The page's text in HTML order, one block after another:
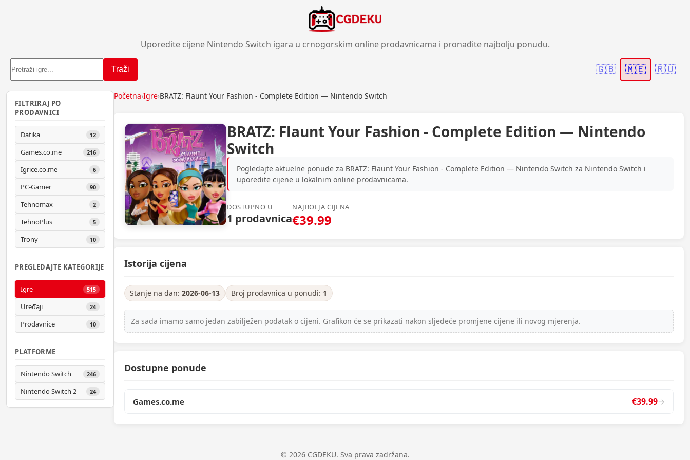
Uporedite cijene Nintendo Switch igara u crnogorskim online prodavnicama i pronađite najbolju ponudu.
Traži 🇬🇧 🇲🇪 🇷🇺
FILTRIRAJ PO
PRODAVNICI
Datika 12
Games.co.me 216
Igrice.co.me 6
PC-Gamer 90
Tehnomax 2
TehnoPlus 5
Trony 10
PREGLEDAJTE KATEGORIJE
Igre 515
Uređaji 24
Prodavnice 10
PLATFORME
Nintendo Switch 246
Nintendo Switch 2 24
Početna›Igre›BRATZ: Flaunt Your Fashion - Complete Edition — Nintendo Switch
BRATZ: Flaunt Your Fashion - Complete Edition — Nintendo
Switch
Pogledajte aktuelne ponude za BRATZ: Flaunt Your Fashion - Complete Edition — Nintendo Switch za Nintendo Switch i
uporedite cijene u lokalnim online prodavnicama.
DOSTUPNO U
1 prodavnica
NAJBOLJA CIJENA
€39.99
Istorija cijena
Stanje na dan: 2026-06-13 Broj prodavnica u ponudi: 1
Za sada imamo samo jedan zabilježen podatak o cijeni. Grafikon će se prikazati nakon sljedeće promjene cijene ili novog mjerenja.
Dostupne ponude
Games.co.me €39.99→
© 2026 CGDEKU. Sva prava zadržana.